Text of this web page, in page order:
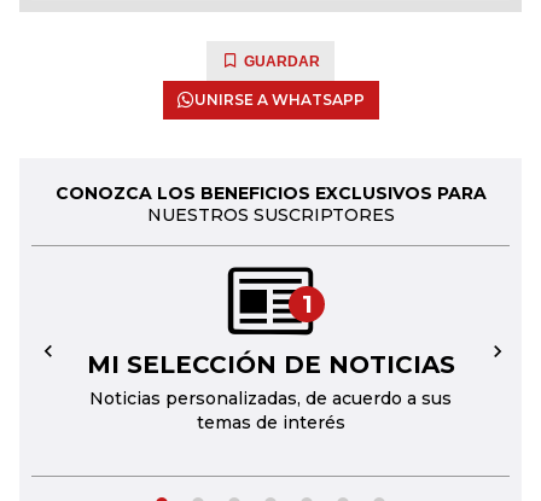
GUARDAR
UNIRSE A WHATSAPP
CONOZCA LOS BENEFICIOS EXCLUSIVOS PARA
NUESTROS SUSCRIPTORES
1
MI SELECCIÓN DE NOTICIAS
Noticias personalizadas, de acuerdo a sus
temas de interés
← →